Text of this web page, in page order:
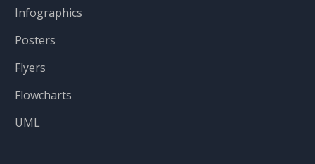
Infographics
Posters
Flyers
Flowcharts
UML